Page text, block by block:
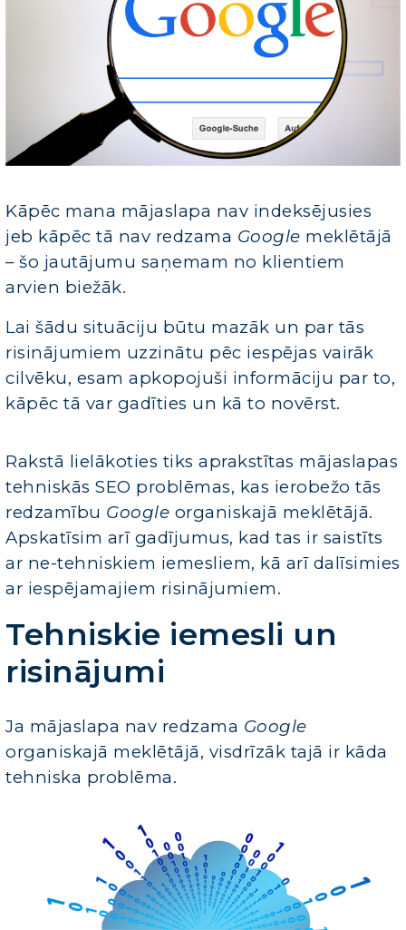
Kāpēc mana mājaslapa nav indeksējusies
jeb kāpēc tā nav redzama Google meklētājā
– šo jautājumu saņemam no klientiem
arvien biežāk.
Lai šādu situāciju būtu mazāk un par tās
risinājumiem uzzinātu pēc iespējas vairāk
cilvēku, esam apkopojuši informāciju par to,
kāpēc tā var gadīties un kā to novērst.
Rakstā lielākoties tiks aprakstītas mājaslapas
tehniskās SEO problēmas, kas ierobežo tās
redzamību Google organiskajā meklētājā.
Apskatīsim arī gadījumus, kad tas ir saistīts
ar ne-tehniskiem iemesliem, kā arī dalīsimies
ar iespējamajiem risinājumiem.
Tehniskie iemesli un
risinājumi
Ja mājaslapa nav redzama Google
organiskajā meklētājā, visdrīzāk tajā ir kāda
tehniska problēma.